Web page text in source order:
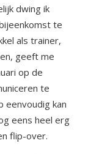
dwing ik
te
als trainer,
geeft me
op de
te
eenvoudig kan
eens heel erg
flip-over.